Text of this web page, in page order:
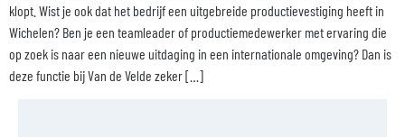
klopt. Wist je ook dat het bedrijf een uitgebreide productievestiging heeft in
Wichelen? Ben je een teamleader of productiemedewerker met ervaring die
op zoek is naar een nieuwe uitdaging in een internationale omgeving? Dan is
deze functie bij Van de Velde zeker […]